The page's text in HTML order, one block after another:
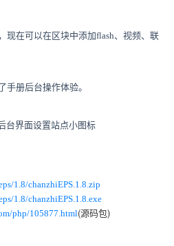
现在可以在区块中添加flash、视频、联
手册后台操作体验。
台界面设置站点小图标
1.8/chanzhiEPS.1.8.zip
1.8/chanzhiEPS.1.8.exe
php/105877.html(源码包)